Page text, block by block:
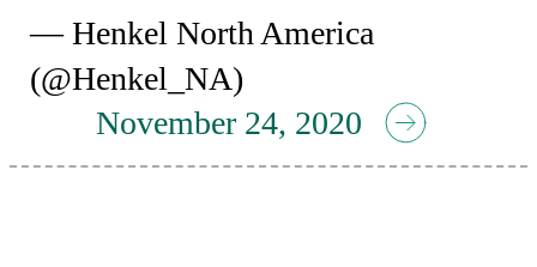
— Henkel North America
(@Henkel_NA)
November 24, 2020